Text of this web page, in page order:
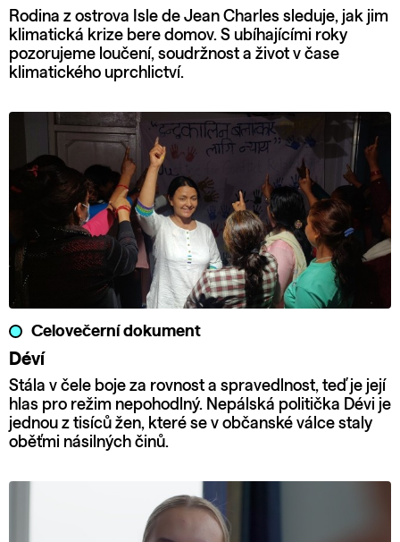
Rodina z ostrova Isle de Jean Charles sleduje, jak jim
klimatická krize bere domov. S ubíhajícími roky
pozorujeme loučení, soudržnost a život v čase
klimatického uprchlictví.
Celovečerní dokument
Déví
Stála v čele boje za rovnost a spravedlnost, teď je její
hlas pro režim nepohodlný. Nepálská politička Dévi je
jednou z tisíců žen, které se v občanské válce staly
oběťmi násilných činů.